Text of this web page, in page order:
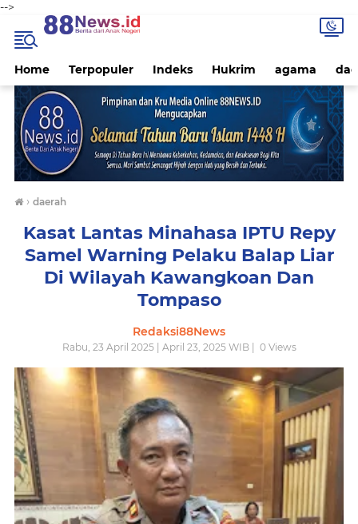
-->
Home Terpopuler Indeks Hukrim agama
› daerah
Kasat Lantas Minahasa IPTU Repy
Samel Warning Pelaku Balap Liar
Di Wilayah Kawangkoan Dan
Tompaso
Redaksi88News
Rabu, 23 April 2025 | April 23, 2025 WIB | 0Views